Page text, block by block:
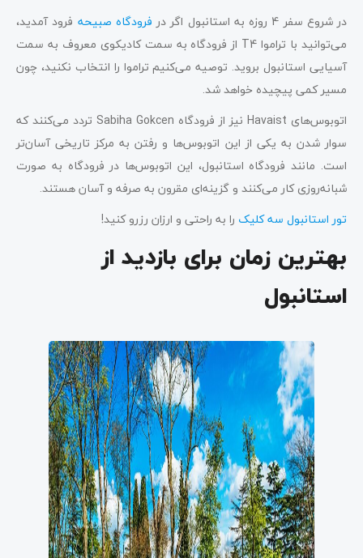
در شروع سفر 4 روزه به استانبول اگر در فرودگاه صبیحه فرود آمدید،
می‌توانید با تراموا T4 از فرودگاه به سمت کادیکوی معروف به سمت
آسیایی استانبول بروید. توصیه می‌کنیم تراموا را انتخاب نکنید، چون
مسیر کمی پیچیده خواهد شد.
اتوبوس‌های Havaist نیز از فرودگاه Sabiha Gokcen تردد می‌کنند که
سوار شدن به یکی از این اتوبوس‌ها و رفتن به مرکز تاریخی آسان‌تر
است. مانند فرودگاه استانبول، این اتوبوس‌ها در فرودگاه‌ به صورت
شبانه‌روزی کار می‌کنند و گزینه‌ای مقرون به صرفه و آسان هستند.
تور استانبول سه کلیک را به راحتی و ارزان رزرو کنید!
بهترین زمان برای بازدید از
استانبول